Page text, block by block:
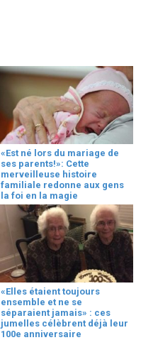
«Est né lors du mariage de
ses parents!»: Cette
merveilleuse histoire
familiale redonne aux gens
la foi en la magie
«Elles étaient toujours
ensemble et ne se
séparaient jamais» : ces
jumelles célèbrent déjà leur
100e anniversaire